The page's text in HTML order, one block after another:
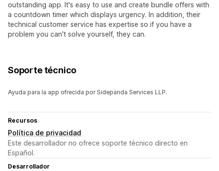
outstanding app. It's easy to use and create bundle offers with
a countdown timer which displays urgency. In addition, their
technical customer service has expertise so if you have a
problem you can't solve yourself, they can.
Soporte técnico
Ayuda para la app ofrecida por Sidepanda Services LLP.
Recursos
Política de privacidad
Este desarrollador no ofrece soporte técnico directo en
Español.
Desarrollador